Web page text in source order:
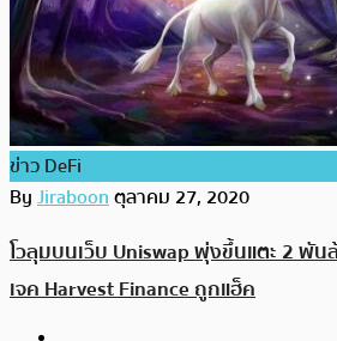
ข่าว DeFi
ByJiraboonตุลาคม 27, 2020
โวลุมบนเว็บ Uniswap พุ่งขึ้นแตะ 2 พัน
เจค Harvest Finance ถูกแฮ็ค